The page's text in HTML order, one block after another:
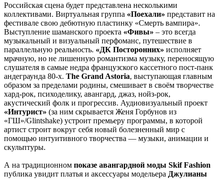
Российская сцена будет представлена несколькими
коллективами. Виртуальная группа «Поехали» представит на
фестивале свою дебютную пластинку «Смерть вампира».
Выступление шаманского проекта «Фивы» – это всегда
музыкальный и визуальный перфоманс, путешествие в
параллельную реальность. «ДК Посторонних» исполняет
мрачную, но не лишенную романтизма музыку, переносящую
слушателя в самые недра французского кассетного пост-панк
андеграунда 80-х. The Grand Astoria, выступающая главным
образом за пределами родины, смешивает в своём творчестве
хард-рок, психоделику, авангард, джаз, нойз-рок,
акустический фолк и прогрессив. Аудиовизуальный проект
«Интурист» (за ним скрывается Женя Горбунов из
«ГШ»/Glintshake) устроит премьеру программы, в которой
артист строит вокруг себя новый болезненный мир с
помощью интуитивного творчества — музыки, анимации и
скульптуры.
А на традиционном показе авангардной моды Skif Fashion
публика увидит платья и аксессуары модельера Джулианы